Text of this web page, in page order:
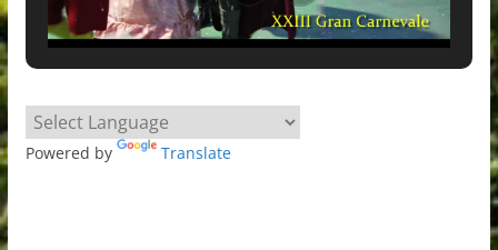
Powered by Translate